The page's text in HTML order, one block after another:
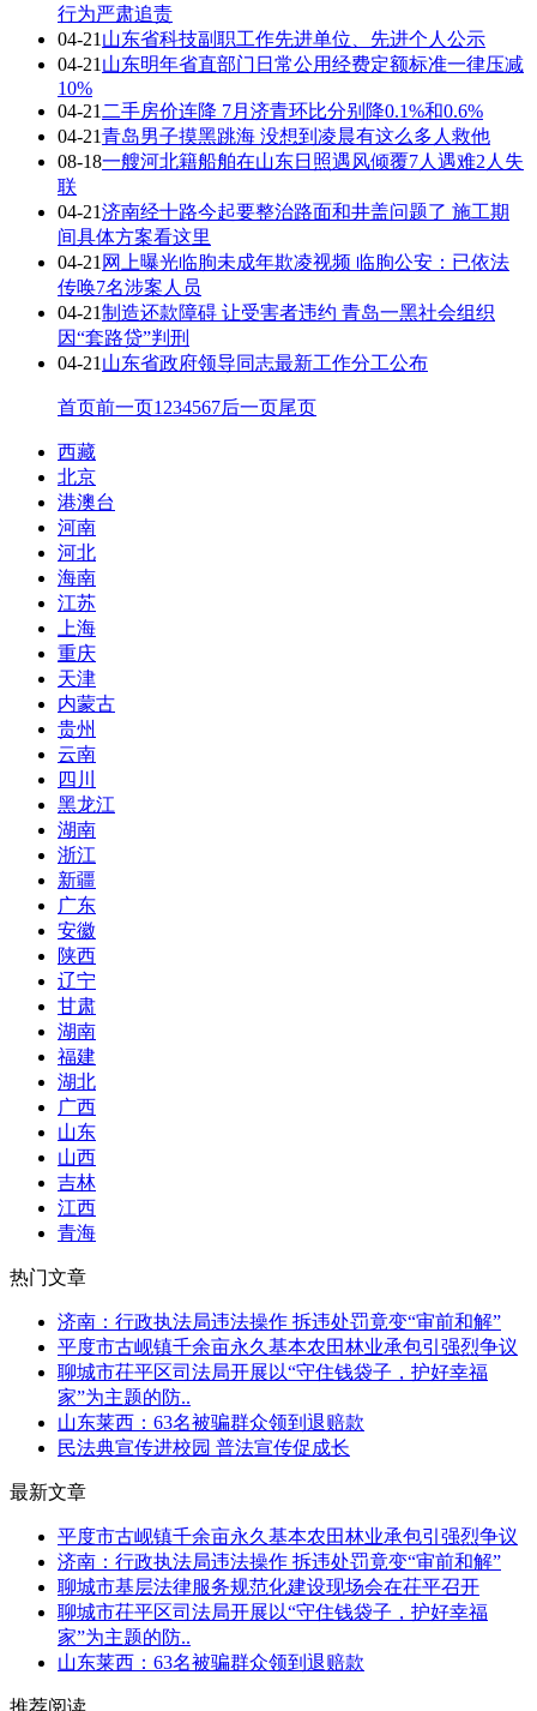
行为严肃追责
04-21 山东省科技副职工作先进单位、先进个人公示
04-21 山东明年省直部门日常公用经费定额标准一律压减
10%
04-21 二手房价连降 7月济青环比分别降0.1%和0.6%
04-21青岛男子摸黑跳海 没想到凌晨有这么多人救他
08-18一艘河北籍船舶在山东日照遇风倾覆7人遇难2人失
联
04-21济南经十路今起要整治路面和井盖问题了 施工期
间具体方案看这里
04-21 网上曝光临朐未成年欺凌视频 临朐公安：已依法
传唤7名涉案人员
04-21制造还款障碍 让受害者违约 青岛一黑社会组织
因“套路贷”判刑
04-21 山东省政府领导同志最新工作分工公布
首页前一页1 234567后一页尾页
西藏
北京
港澳台
河南
河北
海南
江苏
上海
重庆
天津
内蒙古
贵州
云南
四川
黑龙江
湖南
浙江
新疆
广东
安徽
陕西
辽宁
甘肃
湖南
福建
湖北
广西
山东
山西
吉林
江西
青海
热门文章
济南：行政执法局违法操作 拆违处罚竟变“审前和解”
平度市古岘镇千余亩永久基本农田林业承包引强烈争议
聊城市茌平区司法局开展以“守住钱袋子，护好幸福
家”为主题的防..
山东莱西：63名被骗群众领到退赔款
民法典宣传进校园 普法宣传促成长
最新文章
平度市古岘镇千余亩永久基本农田林业承包引强烈争议
济南：行政执法局违法操作 拆违处罚竟变“审前和解”
聊城市基层法律服务规范化建设现场会在茌平召开
聊城市茌平区司法局开展以“守住钱袋子，护好幸福
家”为主题的防..
山东莱西：63名被骗群众领到退赔款
推荐阅读